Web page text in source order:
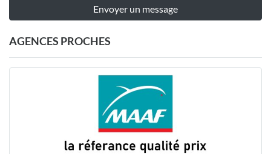
Envoyer un message
AGENCES PROCHES